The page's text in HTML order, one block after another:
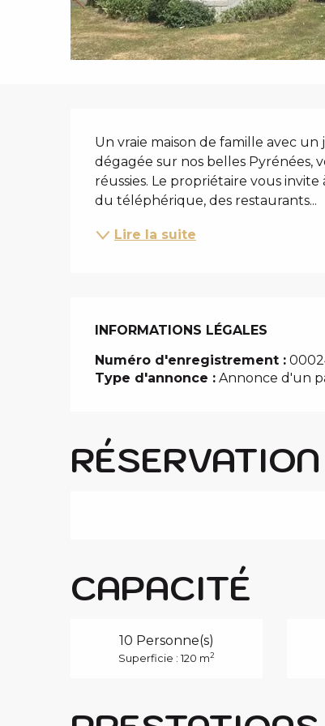
Un vraie maison de famille avec
dégagée sur nos belles Pyrénées,
réussies. Le propriétaire vous
du téléphérique, des restaurants...
Lire la suite
INFORMATIONS LÉGALES
INFORMATIONS LÉGALES
Numéro d'enregistrement :
Type d'annonce : Annonce d'un
RÉSERVATION
CAPACITÉ
10 Personne(s)
Superficie : 120 m2